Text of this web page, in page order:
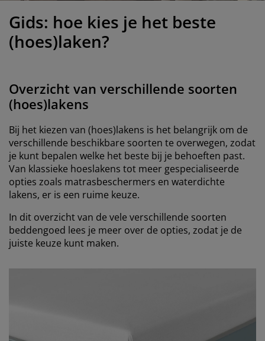
en accessoires
en strijken
Gids: hoe kies je het beste
(hoes)laken?
Overzicht van verschillende soorten
(hoes)lakens
Bij het kiezen van (hoes)lakens is het belangrijk om de
verschillende beschikbare soorten te overwegen, zodat
je kunt bepalen welke het beste bij je behoeften past.
Van klassieke hoeslakens tot meer gespecialiseerde
opties zoals matrasbeschermers en waterdichte
lakens, er is een ruime keuze.
In dit overzicht van de vele verschillende soorten
beddengoed lees je meer over de opties, zodat je de
juiste keuze kunt maken.